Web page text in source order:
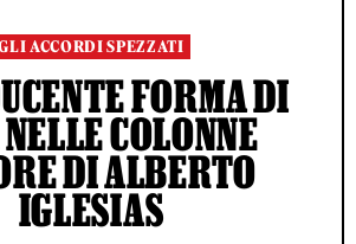
ACCORDI SPEZZATI
FORMA DI
COLONNE
DI ALBERTO
IGLESIAS